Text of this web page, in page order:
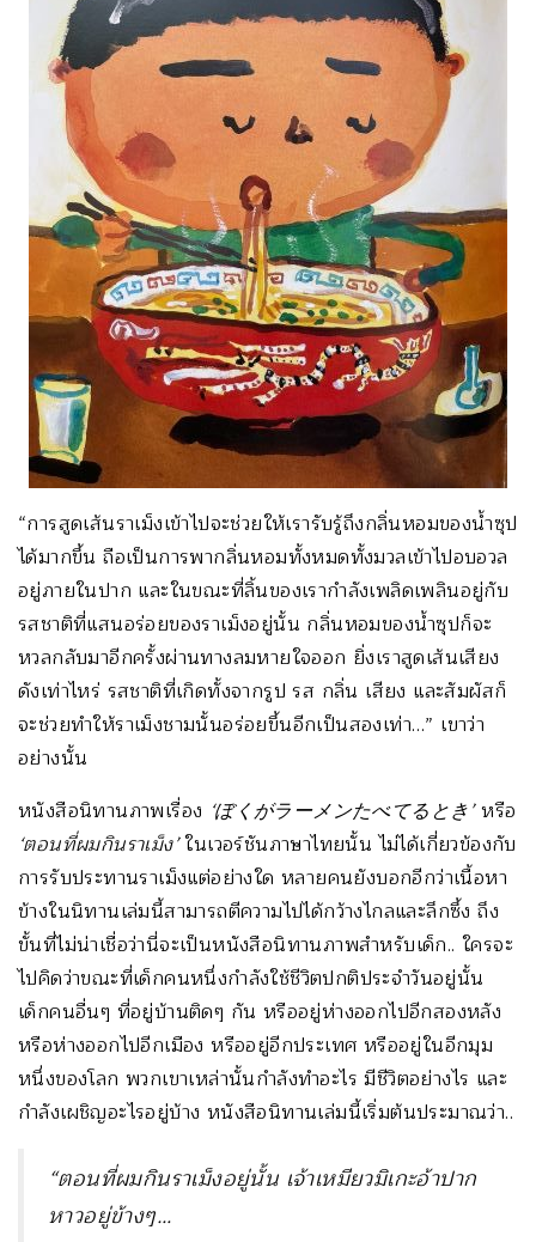
“การสูดเส้นราเม็งเข้าไปจะช่วยให้เรารับรู้ถึงกลิ่นหอมของน้ำซุป
ได้มากขึ้น ถือเป็นการพากลิ่นหอมทั้งหมดทั้งมวลเข้าไปอบอวล
อยู่ภายในปาก และในขณะที่ลิ้นของเรากำลังเพลิดเพลินอยู่กับ
รสชาติที่แสนอร่อยของราเม็งอยู่นั้น กลิ่นหอมของน้ำซุปก็จะ
หวลกลับมาอีกครั้งผ่านทางลมหายใจออก ยิ่งเราสูดเส้นเสียง
ดังเท่าไหร่ รสชาติที่เกิดทั้งจากรูป รส กลิ่น เสียง และสัมผัสก็
จะช่วยทำให้ราเม็งชามนั้นอร่อยขึ้นอีกเป็นสองเท่า…” เขาว่า
อย่างนั้น
หนังสือนิทานภาพเรื่อง ‘ぼくがラーメンたべてるとき’หรือ
‘ตอนที่ผมกินราเม็ง’ในเวอร์ชันภาษาไทยนั้น ไม่ได้เกี่ยวข้องกับ
การรับประทานราเม็งแต่อย่างใด หลายคนยังบอกอีกว่าเนื้อหา
ข้างในนิทานเล่มนี้สามารถตีความไปได้กว้างไกลและลึกซึ้ง ถึง
ขั้นที่ไม่น่าเชื่อว่านี่จะเป็นหนังสือนิทานภาพสำหรับเด็ก.. ใครจะ
ไปคิดว่าขณะที่เด็กคนหนึ่งกำลังใช้ชีวิตปกติประจำวันอยู่นั้น
เด็กคนอื่นๆ ที่อยู่บ้านติดๆ กัน หรืออยู่ห่างออกไปอีกสองหลัง
หรือห่างออกไปอีกเมือง หรืออยู่อีกประเทศ หรืออยู่ในอีกมุม
หนึ่งของโลก พวกเขาเหล่านั้นกำลังทำอะไร มีชีวิตอย่างไร และ
กำลังเผชิญอะไรอยู่บ้าง หนังสือนิทานเล่มนี้เริ่มต้นประมาณว่า..
“ตอนที่ผมกินราเม็งอยู่นั้น เจ้าเหมียวมิเกะอ้าปาก
หาวอยู่ข้างๆ…